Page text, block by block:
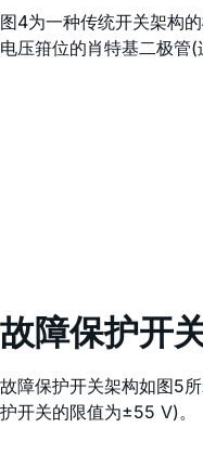
图4为一种传统开关架构
电压箝位的肖特基二极管
故障保护开
故障保护开关架构如图5
护开关的限值为±55 V)。